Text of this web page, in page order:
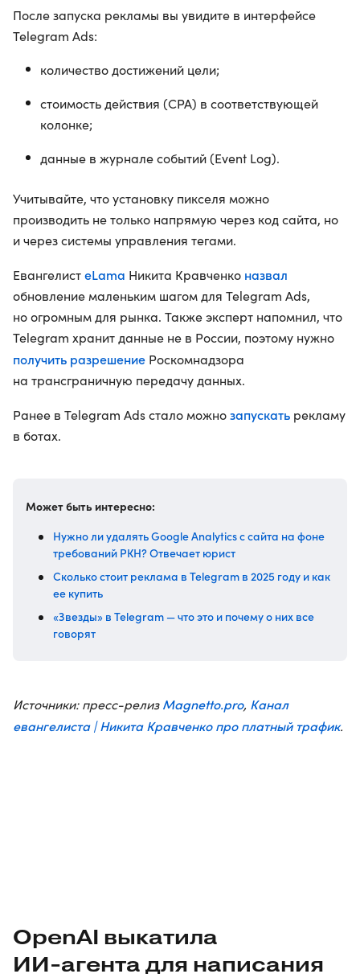
После запуска рекламы вы увидите в интерфейсе
Telegram Ads:
количество достижений цели;
стоимость действия (CPA) в соответствующей
колонке;
данные в журнале событий (Event Log).
Учитывайте, что установку пикселя можно
производить не только напрямую через код сайта, но
и через системы управления тегами.
ЕвангелистeLama Никита Кравченко назвал
обновление маленьким шагом для Telegram Ads,
но огромным для рынка. Также эксперт напомнил, что
Telegram хранит данные не в России, поэтому нужно
получить разрешение Роскомнадзора
на трансграничную передачу данных.
Ранее в Telegram Ads стало можнозапускать рекламу
в ботах.
Может быть интересно:
Нужно ли удалять Google Analytics с сайта на фоне
требований РКН? Отвечает юрист
Сколько стоит реклама в Telegram в 2025 году и как
ее купить
«Звезды» в Telegram — что это и почему о них все
говорят
Источники: пресс-релизMagnetto.pro, Канал
евангелиста | Никита Кравченко про платный трафик.
OpenAI выкатила
ИИ-агента для написания